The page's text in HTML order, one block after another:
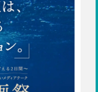
秋田
山形
庫
口